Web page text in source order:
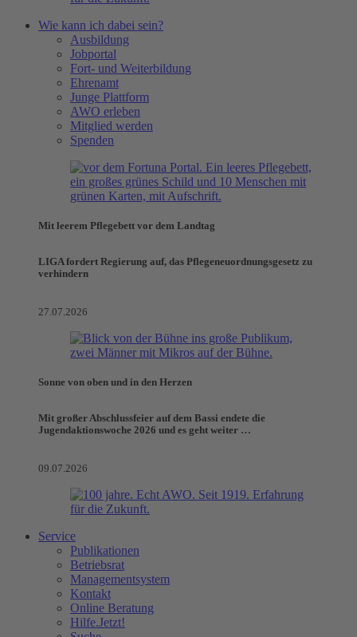
Wie kann ich dabei sein?
Ausbildung
Jobportal
Fort- und Weiterbildung
Ehrenamt
Junge Plattform
AWO erleben
Mitglied werden
Spenden
Mit leerem Pflegebett vor dem Landtag
LIGA fordert Regierung auf, das Pflegeneuordnungsgesetz zu
verhindern
27.07.2026
Sonne von oben und in den Herzen
Mit großer Abschlussfeier auf dem Bassi endete die
Jugendaktionswoche 2026 und es geht weiter …
09.07.2026
Service
Publikationen
Betriebsrat
Managementsystem
Kontakt
Online Beratung
Hilfe.Jetzt!